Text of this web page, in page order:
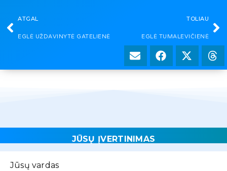
ATGAL
EGLĖ UŽDAVINYTĖ GATELIENĖ
TOLIAU
EGLĖ TUMALEVIČIENĖ
JŪSŲ ĮVERTINIMAS
Jūsų vardas